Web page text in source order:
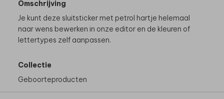
Omschrijving
Je kunt deze sluitsticker met petrol hartje helemaal
naar wens bewerken in onze editor en de kleuren of
lettertypes zelf aanpassen.
Collectie
Geboorteproducten